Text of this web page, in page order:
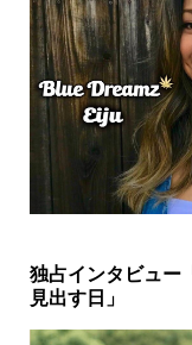
独占インタビュー
見出す日」